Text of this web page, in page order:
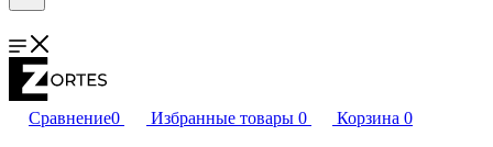
Сравнение0 Избранные товары 0 Корзина 0